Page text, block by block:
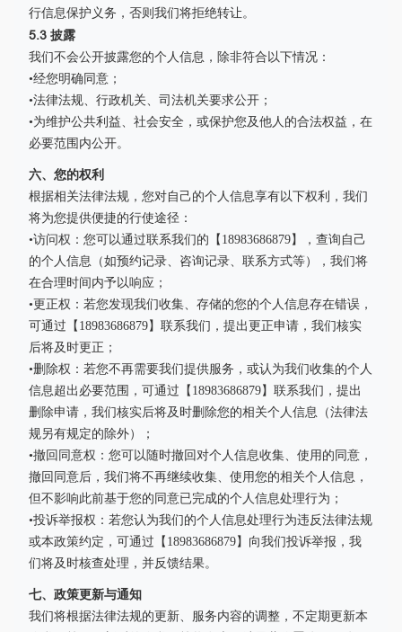
行信息保护义务，否则我们将拒绝转让。
5.3 披露
我们不会公开披露您的个人信息，除非符合以下情况：
•经您明确同意；
•法律法规、行政机关、司法机关要求公开；
•为维护公共利益、社会安全，或保护您及他人的合法权益，在
必要范围内公开。
六、您的权利
根据相关法律法规，您对自己的个人信息享有以下权利，我们
将为您提供便捷的行使途径：
•访问权：您可以通过联系我们的【18983686879】，查询自己
的个人信息（如预约记录、咨询记录、联系方式等），我们将
在合理时间内予以响应；
•更正权：若您发现我们收集、存储的您的个人信息存在错误，
可通过【18983686879】联系我们，提出更正申请，我们核实
后将及时更正；
•删除权：若您不再需要我们提供服务，或认为我们收集的个人
信息超出必要范围，可通过【18983686879】联系我们，提出
删除申请，我们核实后将及时删除您的相关个人信息（法律法
规另有规定的除外）；
•撤回同意权：您可以随时撤回对个人信息收集、使用的同意，
撤回同意后，我们将不再继续收集、使用您的相关个人信息，
但不影响此前基于您的同意已完成的个人信息处理行为；
•投诉举报权：若您认为我们的个人信息处理行为违反法律法规
或本政策约定，可通过【18983686879】向我们投诉举报，我
们将及时核查处理，并反馈结果。
七、政策更新与通知
我们将根据法律法规的更新、服务内容的调整，不定期更新本